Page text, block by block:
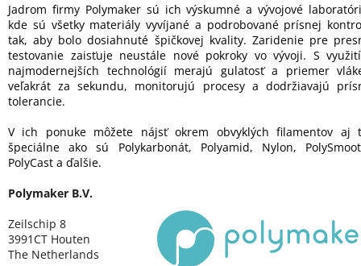
Jadrom firmy Polymaker sú ich výskumné a vývojové
kde sú všetky materiály vyvíjané a podrobované prísnej
tak, aby bolo dosiahnuté špičkovej kvality. Zaridenie pre
testovanie zaisťuje neustále nové pokroky vo vývoji. S
najmodernejších technológií merajú gulatosť a priemer
veľakrát za sekundu, monitorujú procesy a dodržiavajú
tolerancie.
V ich ponuke môžete nájsť okrem obvyklých filamentov aj
špeciálne ako sú Polykarbonát, Polyamid, Nylon,
PolyCast a ďalšie.
Polymaker B.V.
Zeilschip 8
3991CT Houten
The Netherlands